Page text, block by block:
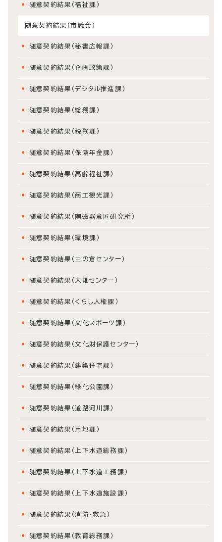
随意契約結果（福祉課）
随意契約結果（市議会）
随意契約結果（秘書広報課）
随意契約結果（企画政策課）
随意契約結果（デジタル推進課）
随意契約結果（総務課）
随意契約結果（税務課）
随意契約結果（保険年金課）
随意契約結果（高齢福祉課）
随意契約結果（商工観光課）
随意契約結果（陶磁器意匠研究所）
随意契約結果（環境課）
随意契約結果（三の倉センター）
随意契約結果（大畑センター）
随意契約結果（くらし人権課）
随意契約結果（文化スポーツ課）
随意契約結果（文化財保護センター）
随意契約結果（建築住宅課）
随意契約結果（緑化公園課）
随意契約結果（道路河川課）
随意契約結果（用地課）
随意契約結果（上下水道総務課）
随意契約結果（上下水道工務課）
随意契約結果（上下水道施設課）
随意契約結果（消防・救急）
随意契約結果（教育総務課）